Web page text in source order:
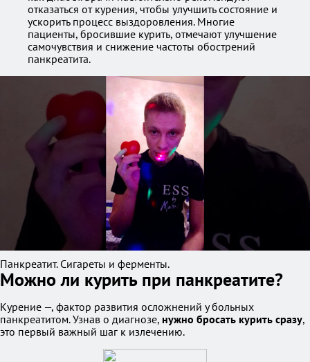
отказаться от курения, чтобы улучшить состояние и
ускорить процесс выздоровления. Многие
пациенты, бросившие курить, отмечают улучшение
самочувствия и снижение частоты обострений
панкреатита.
Панкреатит. Сигареты и ферменты.
Можно ли курить при панкреатите?
Курение —, фактор развития осложнений у больных
панкреатитом. Узнав о диагнозе, нужно бросать курить сразу,
это первый важный шаг к излечению.